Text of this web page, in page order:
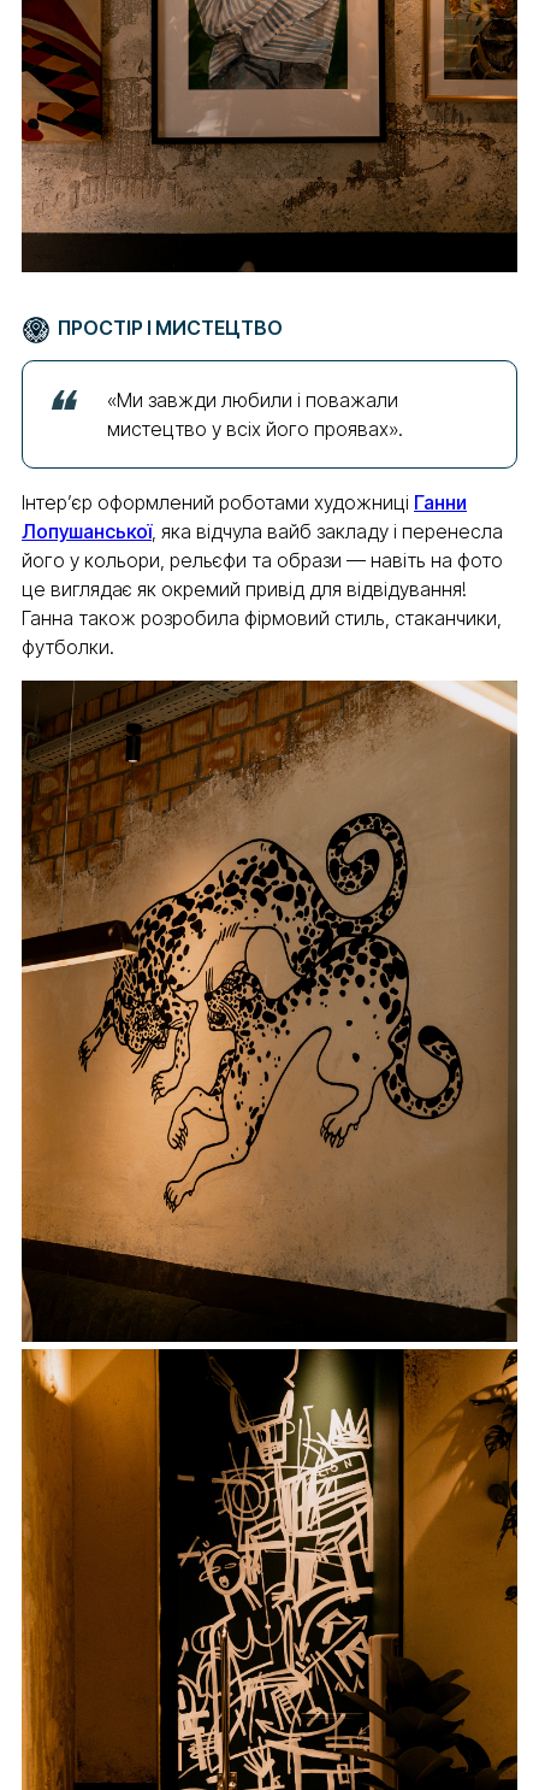
ПРОСТІР І МИСТЕЦТВО
«Ми завжди любили і поважали
мистецтво у всіх його проявах».
Інтерʼєр оформлений роботами художниці Ганни
Лопушанської, яка відчула вайб закладу і перенесла
його у кольори, рельєфи та образи — навіть на фото
це виглядає як окремий привід для відвідування!
Ганна також розробила фірмовий стиль, стаканчики,
футболки.